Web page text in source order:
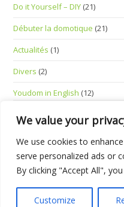
We value your
We use cookies to
serve personalized ads or
By clicking "Accept All",
Customize
Do it Yourself – DIY (21)
Débuter la domotique (21)
Actualités (1)
Divers (2)
Youdom in English (12)